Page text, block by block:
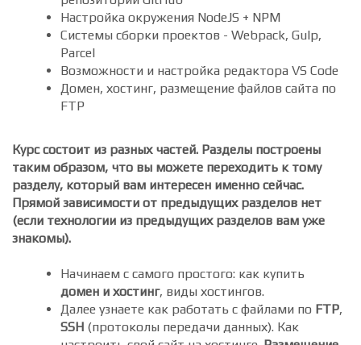
SSH, безопасность в работе
Система контроля версий Git, удаленный
репозиторий GitHub
Настройка окружения NodeJS + NPM
Системы сборки проектов - Webpack, Gulp,
Parcel
Возможности и настройка редактора VS Code
FTP
Курс состоит из разных частей. Разделы построены
таким образом, что вы можете переходить к тому
разделу, который вам интересен именно сейчас.
Прямой зависимости от предыдущих разделов нет
знакомы).
Начинаем с самого простого: как купить
домен и хостинг , виды хостингов.